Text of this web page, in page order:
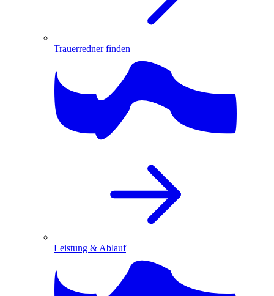
Trauerredner finden
Leistung & Ablauf